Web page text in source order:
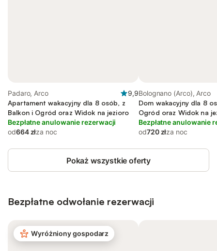
Padaro, Arco
9,9
Apartament wakacyjny dla 8 osób, z
Balkon i Ogród oraz Widok na jezioro
Bezpłatne anulowanie rezerwacji
od664 złza noc
Bolognano (Arco), Arco
Dom wakacyjny dla 8
Ogród oraz Widok na
Bezpłatne anulowanie
od720 złza noc
Pokaż wszystkie oferty
Bezpłatne odwołanie rezerwacji
Wyróżniony gospodarz